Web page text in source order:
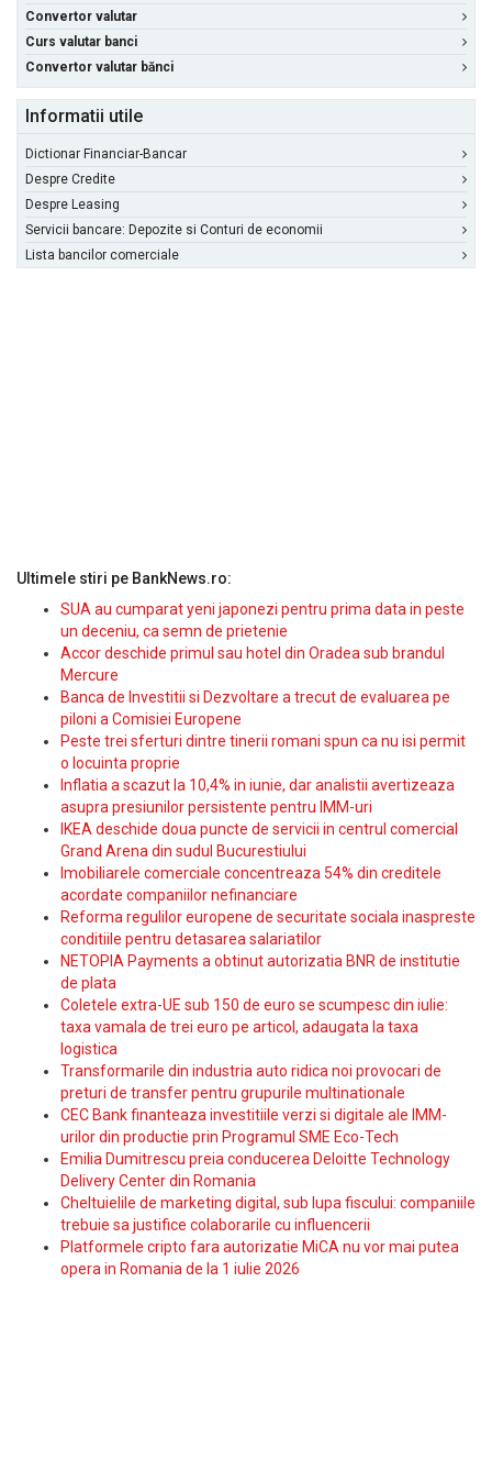
Convertor valutar
Curs valutar banci
Convertor valutar bănci
Informatii utile
Dictionar Financiar-Bancar
Despre Credite
Despre Leasing
Servicii bancare: Depozite si Conturi de economii
Lista bancilor comerciale
Ultimele stiri pe BankNews.ro:
SUA au cumparat yeni japonezi pentru prima data in peste
un deceniu, ca semn de prietenie
Accor deschide primul sau hotel din Oradea sub brandul
Mercure
Banca de Investitii si Dezvoltare a trecut de evaluarea pe
piloni a Comisiei Europene
Peste trei sferturi dintre tinerii romani spun ca nu isi permit
o locuinta proprie
Inflatia a scazut la 10,4% in iunie, dar analistii avertizeaza
asupra presiunilor persistente pentru IMM-uri
IKEA deschide doua puncte de servicii in centrul comercial
Grand Arena din sudul Bucurestiului
Imobiliarele comerciale concentreaza 54% din creditele
acordate companiilor nefinanciare
Reforma regulilor europene de securitate sociala inaspreste
conditiile pentru detasarea salariatilor
NETOPIA Payments a obtinut autorizatia BNR de institutie
de plata
Coletele extra-UE sub 150 de euro se scumpesc din iulie:
taxa vamala de trei euro pe articol, adaugata la taxa
logistica
Transformarile din industria auto ridica noi provocari de
preturi de transfer pentru grupurile multinationale
CEC Bank finanteaza investitiile verzi si digitale ale IMM-
urilor din productie prin Programul SME Eco-Tech
Emilia Dumitrescu preia conducerea Deloitte Technology
Delivery Center din Romania
Cheltuielile de marketing digital, sub lupa fiscului: companiile
trebuie sa justifice colaborarile cu influencerii
Platformele cripto fara autorizatie MiCA nu vor mai putea
opera in Romania de la 1 iulie 2026